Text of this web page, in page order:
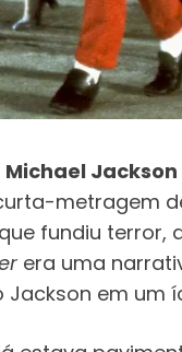
Michael Jackson
metragem
fundiu terror,
era uma
em um